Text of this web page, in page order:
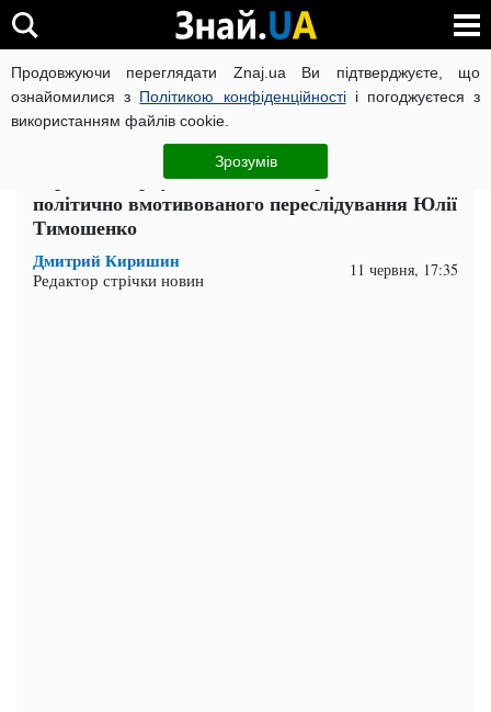
Продовжуючи переглядати Znaj.ua Ви підтверджуєте, що
ознайомилися з Політикою конфіденційностіі погоджуєтеся з
використанням файлів cookie.
Зрозумів
ВІЙНА РОСІЇ ПРОТИ УКРАЇНИ КОРОНАВІРУС В УКРАЇНІ
Політика ЧИТАТЬ НА РУССКОМ
Юристи звернулися до ООН через явні ознаки
політично вмотивованого переслідування Юлії
Тимошенко
Дмитрий Киришин
Редактор стрічки новин 11 червня, 17:35